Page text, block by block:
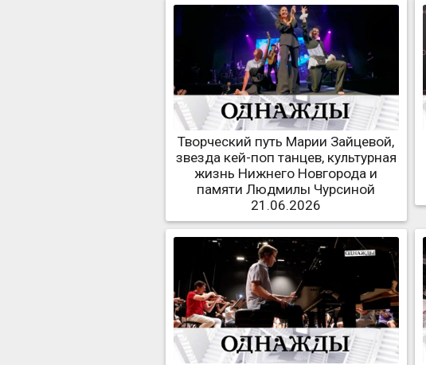
Творческий путь Марии Зайцевой,
звезда кей-поп танцев, культурная
жизнь Нижнего Новгорода и
памяти Людмилы Чурсиной
21.06.2026